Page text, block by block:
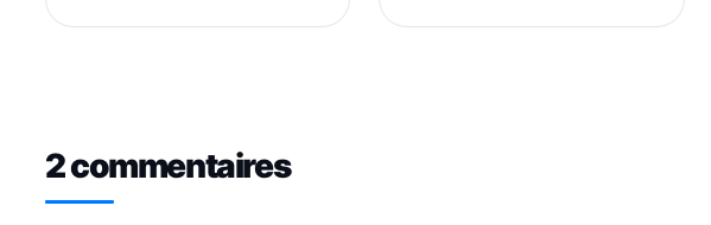
2 commentaires